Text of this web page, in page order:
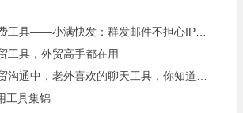
外贸邮件营销的免费工具——小满快发：群发邮件不担心IP被封
工具，外贸高手都在用
进博会倒计时，外贸沟通中，老外喜欢的聊天工具，你知道几种？
工具集锦